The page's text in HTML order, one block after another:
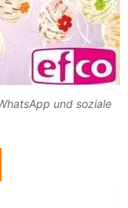
und soziale